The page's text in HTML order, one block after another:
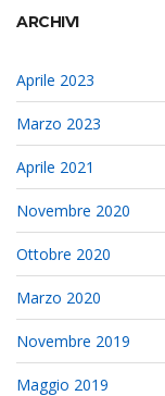
ARCHIVI
Aprile 2023
Marzo 2023
Aprile 2021
Novembre 2020
Ottobre 2020
Marzo 2020
Novembre 2019
Maggio 2019